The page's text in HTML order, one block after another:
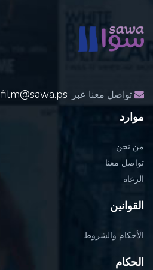
تواصل معنا عبر: film@sawa.ps
موارد
من نحن
تواصل معنا
الرعاة
القوانين
الأحكام والشروط
الحكام